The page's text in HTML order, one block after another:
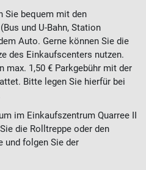
Sie bequem mit den
und U-Bahn, Station
Auto. Gerne können Sie die
des Einkaufscenters nutzen.
max. 1,50 € Parkgebühr mit der
Bitte legen Sie hierfür bei
im Einkaufszentrum Quarree II
die Rolltreppe oder den
und folgen Sie der